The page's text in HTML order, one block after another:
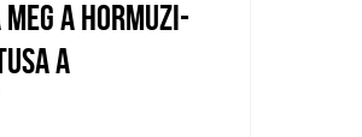
A HORMUZI-
A